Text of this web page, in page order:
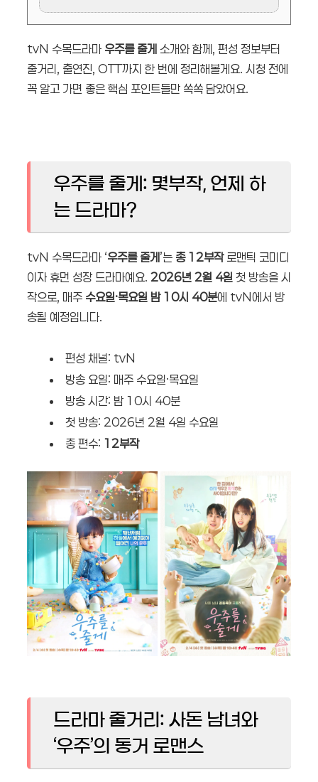
tvN 수목드라마 우주를 줄게 소개와 함께, 편성 정보부터
줄거리, 출연진, OTT까지 한 번에 정리해볼게요. 시청 전에
꼭 알고 가면 좋은 핵심 포인트들만 쏙쏙 담았어요.
우주를 줄게: 몇부작, 언제 하
는 드라마?
tvN 수목드라마 ‘우주를 줄게’는 총 12부작로맨틱 코미디
이자 휴먼 성장 드라마예요. 2026년 2월 4일 첫 방송을 시
작으로, 매주 수요일·목요일 밤 10시 40분에 tvN에서 방
송될 예정입니다.
편성 채널: tvN
방송 요일: 매주 수요일·목요일
방송 시간: 밤 10시 40분
첫 방송: 2026년 2월 4일 수요일
총 편수: 12부작
드라마 줄거리: 사돈 남녀와
‘우주’의 동거 로맨스